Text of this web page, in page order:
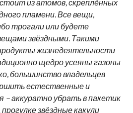
из атомов, скреплённых
пламени. Все вещи,
трогали или будете
звёздными. Такими
жизнедеятельности
щедро усеяны газоны
большинство владельцев
естественные и
– аккуратно убрать в пакетик
звёздные какули